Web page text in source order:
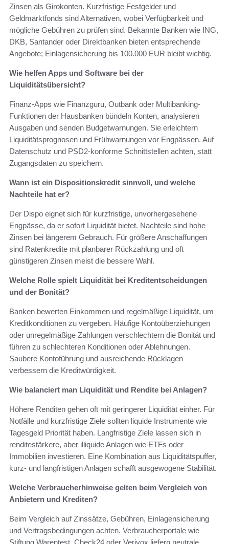
Zinsen als Girokonten. Kurzfristige Festgelder und
Geldmarktfonds sind Alternativen, wobei Verfügbarkeit und
mögliche Gebühren zu prüfen sind. Bekannte Banken wie ING,
DKB, Santander oder Direktbanken bieten entsprechende
Angebote; Einlagensicherung bis 100.000 EUR bleibt wichtig.
Wie helfen Apps und Software bei der
Liquiditätsübersicht?
Finanz-Apps wie Finanzguru, Outbank oder Multibanking-
Funktionen der Hausbanken bündeln Konten, analysieren
Ausgaben und senden Budgetwarnungen. Sie erleichtern
Liquiditätsprognosen und Frühwarnungen vor Engpässen. Auf
Datenschutz und PSD2-konforme Schnittstellen achten, statt
Zugangsdaten zu speichern.
Wann ist ein Dispositionskredit sinnvoll, und welche
Nachteile hat er?
Der Dispo eignet sich für kurzfristige, unvorhergesehene
Engpässe, da er sofort Liquidität bietet. Nachteile sind hohe
Zinsen bei längerem Gebrauch. Für größere Anschaffungen
sind Ratenkredite mit planbarer Rückzahlung und oft
günstigeren Zinsen meist die bessere Wahl.
Welche Rolle spielt Liquidität bei Kreditentscheidungen
und der Bonität?
Banken bewerten Einkommen und regelmäßige Liquidität, um
Kreditkonditionen zu vergeben. Häufige Kontoüberziehungen
oder unregelmäßige Zahlungen verschlechtern die Bonität und
führen zu schlechteren Konditionen oder Ablehnungen.
Saubere Kontoführung und ausreichende Rücklagen
verbessern die Kreditwürdigkeit.
Wie balanciert man Liquidität und Rendite bei Anlagen?
Höhere Renditen gehen oft mit geringerer Liquidität einher. Für
Notfälle und kurzfristige Ziele sollten liquide Instrumente wie
Tagesgeld Priorität haben. Langfristige Ziele lassen sich in
renditestärkere, aber illiquide Anlagen wie ETFs oder
Immobilien investieren. Eine Kombination aus Liquiditätspuffer,
kurz- und langfristigen Anlagen schafft ausgewogene Stabilität.
Welche Verbraucherhinweise gelten beim Vergleich von
Anbietern und Krediten?
Beim Vergleich auf Zinssätze, Gebühren, Einlagensicherung
und Vertragsbedingungen achten. Verbraucherportale wie
Stiftung Warentest, Check24 oder Verivox liefern neutrale